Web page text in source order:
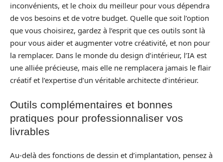
inconvénients, et le choix du meilleur pour vous dépendra
de vos besoins et de votre budget. Quelle que soit l’option
que vous choisirez, gardez à l’esprit que ces outils sont là
pour vous aider et augmenter votre créativité, et non pour
la remplacer. Dans le monde du design d’intérieur, l’IA est
une alliée précieuse, mais elle ne remplacera jamais le flair
créatif et l’expertise d’un véritable architecte d’intérieur.
Outils complémentaires et bonnes
pratiques pour professionnaliser vos
livrables
Au-delà des fonctions de dessin et d’implantation, pensez à